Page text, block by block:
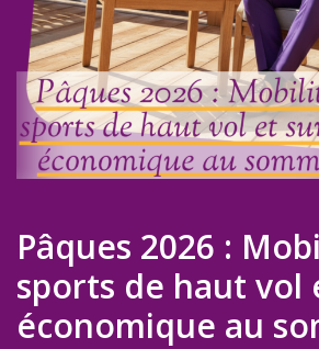
Pâques 2026 :
sports de haut vol
économique au